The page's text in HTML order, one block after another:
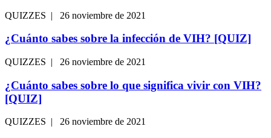
QUIZZES | 26 noviembre de 2021
¿Cuánto sabes sobre la infección de VIH? [QUIZ]
QUIZZES | 26 noviembre de 2021
¿Cuánto sabes sobre lo que significa vivir con VIH?
[QUIZ]
QUIZZES | 26 noviembre de 2021